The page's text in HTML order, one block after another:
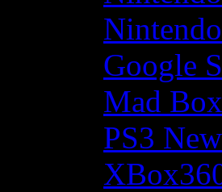
Google
Mad
PS3